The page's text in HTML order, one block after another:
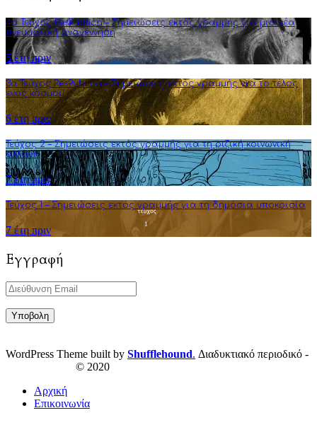
4o Τεύχος ResPublica – Σημειώσεις εκτός γραμμής για μια νέα
πνευματική αναγέννηση
5 έτη πριν
3o Τεύχος ResPublica – Σημειώσεις εκτός γραμμής για το τέλος
ενός κόσμου
6 έτη πριν
Τεύχος 2 – Σημειώσεις εκτός γραμμής για τη ριζική κοινωνική
αλλαγή
7 έτη πριν
Τεύχος 1 – Σημειώσεις εκτός γραμμής για τη δημόσια υποκρισία
7 έτη πριν
Εγγραφή
WordPress Theme built by Shufflehound. Διαδυκτιακό περιοδικό -
© 2020
Αρχική
Επικοινωνία